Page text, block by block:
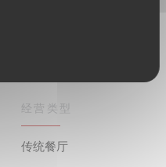
经营类型
传统餐厅